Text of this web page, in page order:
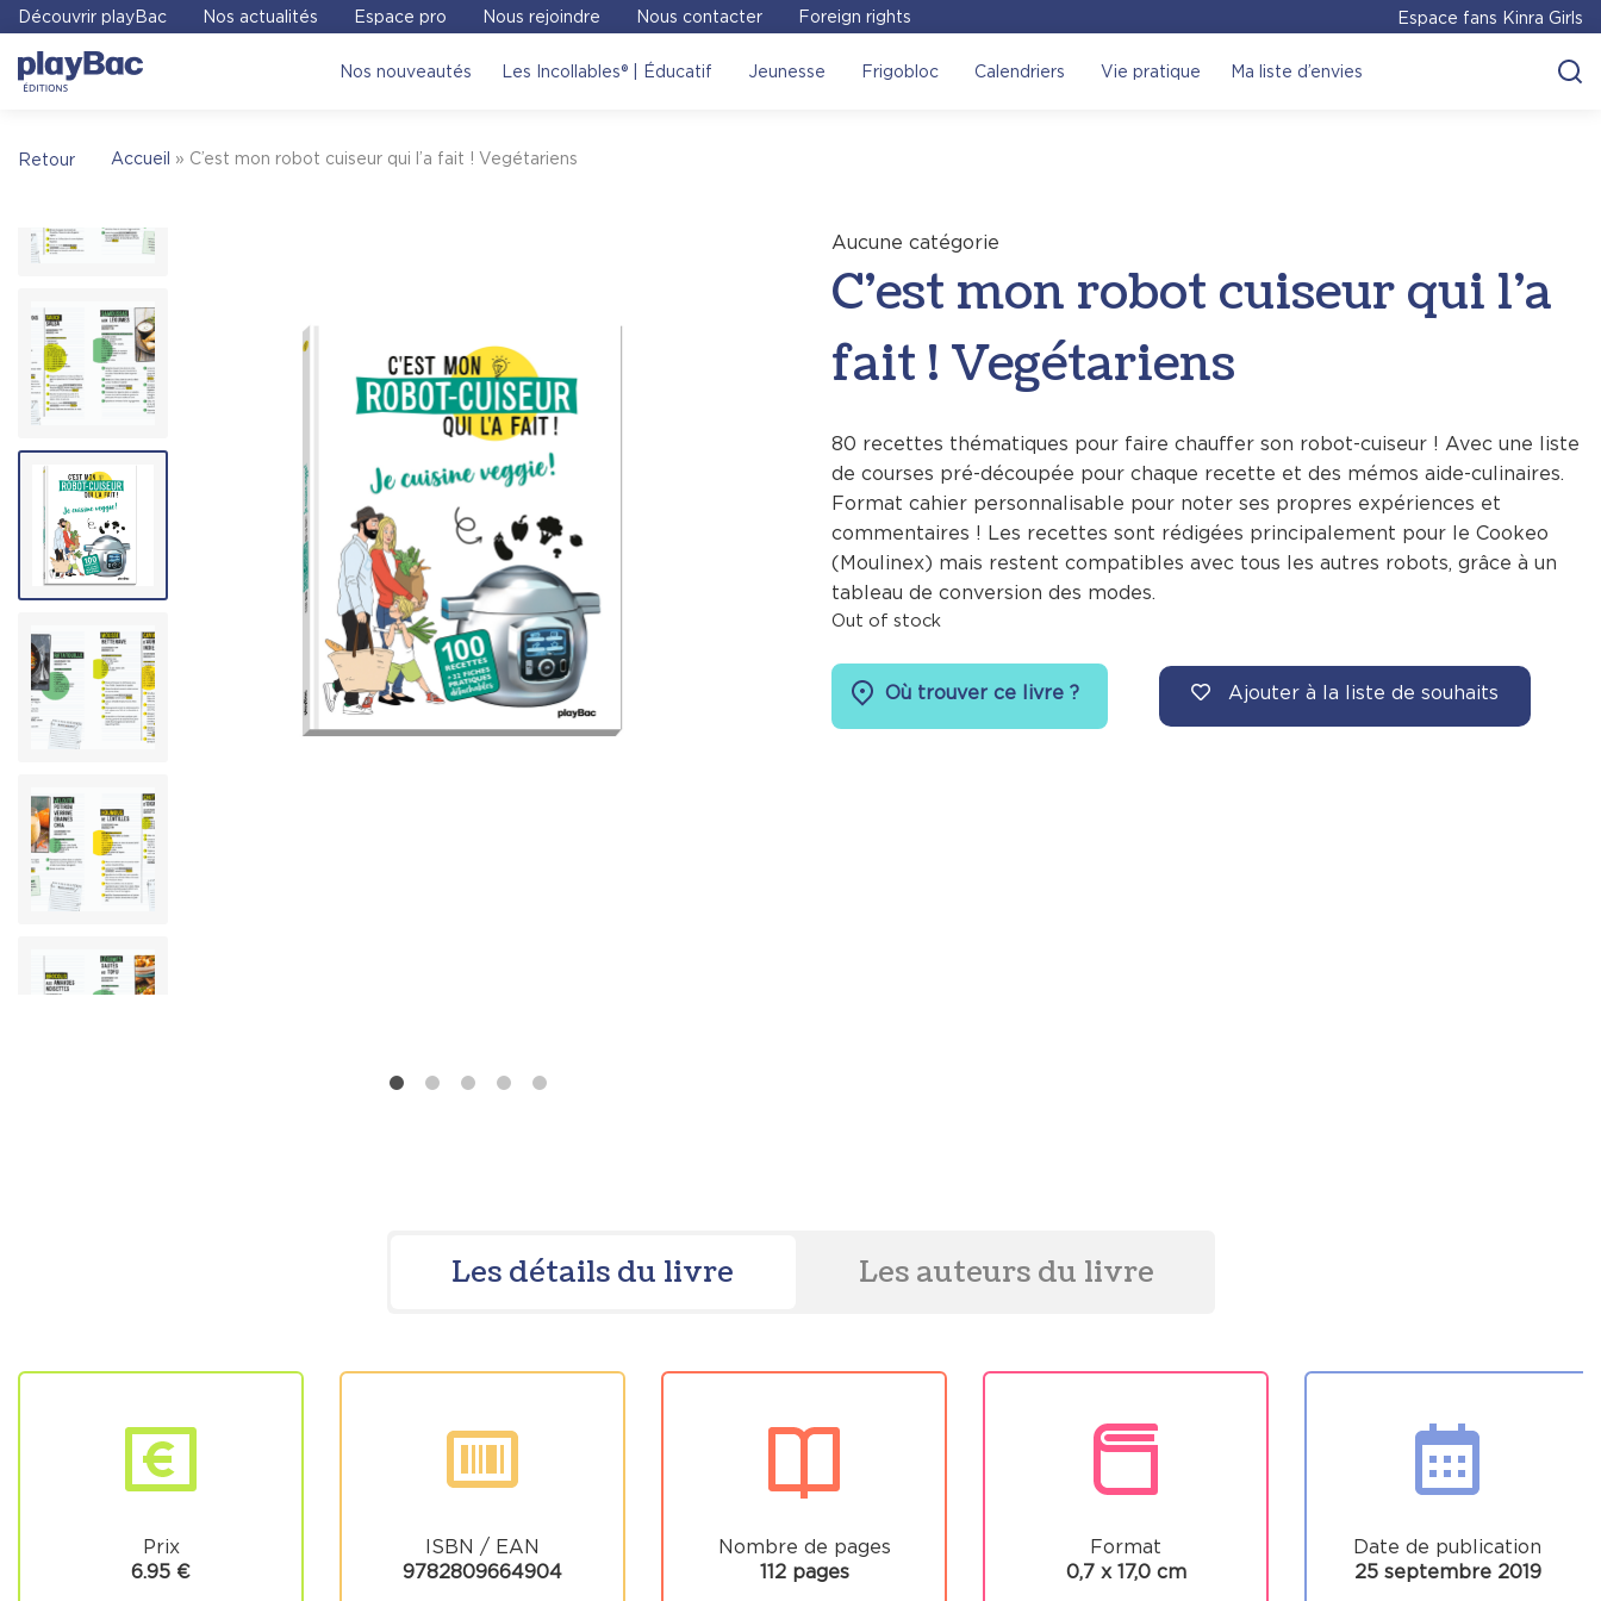
Découvrir playBac Nos actualités Espace pro Nous rejoindre Nous contacter Foreign rights Espace fans Kinra Girls
Nos nouveautés Les Incollables® | Éducatif Jeunesse Frigobloc Calendriers Vie pratique Ma liste d’envies
Retour Accueil » C’est mon robot cuiseur qui l’a fait ! Vegétariens
Aucune catégorie
C’est mon robot cuiseur qui l’a
fait ! Vegétariens
80 recettes thématiques pour faire chauffer son robot-cuiseur ! Avec une liste
de courses pré-découpée pour chaque recette et des mémos aide-culinaires.
Format cahier personnalisable pour noter ses propres expériences et
commentaires ! Les recettes sont rédigées principalement pour le Cookeo
(Moulinex) mais restent compatibles avec tous les autres robots, grâce à un
tableau de conversion des modes.
Out of stock
Où trouver ce livre ? Ajouter à la liste de souhaits
Pour trouver une librairie où acheter
, on vous invite à visiter le site Place des libraires !
Les détails du livre Les auteurs du livre
Prix
6.95 €
ISBN / EAN
9782809664904
Nombre de pages
112 pages
Format
0,7 x 17,0 cm
Date de publication
25 septembre 2019
Panneau de gestion des cookies